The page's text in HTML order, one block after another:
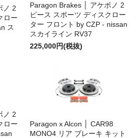
ノ 2
ロー
ス
Paragon Brakes │ アケボノ 2
ピース スポーツ ディスクロー
ター フロント by CZP - nissan
スカイライン RV37
225,000円(税抜)
ノ 2
ロー
Paragon x Alcon │ CAR98
MONO4 リア ブレーキ キット